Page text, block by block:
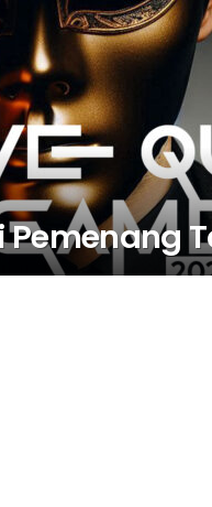
Pemenang